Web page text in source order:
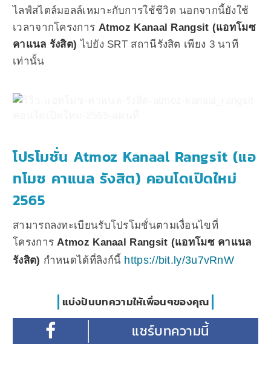
ไลฟ์สไตล์มอลล์เหมาะกับการใช้ชีวิต นอกจากนี้ยังใช้
เวลาจากโครงการ Atmoz Kanaal Rangsit (แอทโมซ
คาแนล รังสิต) ไปยัง SRT สถานีรังสิต เพียง 3 นาที
เท่านั้น
โปรโมชั่น Atmoz Kanaal Rangsit (แอ
ทโมซ คาแนล รังสิต) คอนโดเปิดใหม่
2565
สามารถลงทะเบียนรับโปรโมชั่นตามเงื่อนไขที่
โครงการ Atmoz Kanaal Rangsit (แอทโมซ คาแนล
รังสิต) กำหนดได้ที่ลิงก์นี้ https://bit.ly/3u7vRnW
แบ่งปันบทความให้เพื่อนๆของคุณ